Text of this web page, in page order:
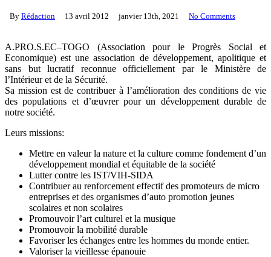
By Rédaction 13 avril 2012 janvier 13th, 2021 No Comments
A.PRO.S.EC–TOGO (Association pour le Progrès Social et
Economique) est une association de développement, apolitique et
sans but lucratif reconnue officiellement par le Ministère de
l’Intérieur et de la Sécurité.
Sa mission est de contribuer à l’amélioration des conditions de vie
des populations et d’œuvrer pour un développement durable de
notre société.
Leurs missions:
Mettre en valeur la nature et la culture comme fondement d’un
développement mondial et équitable de la société
Lutter contre les IST/VIH-SIDA
Contribuer au renforcement effectif des promoteurs de micro
entreprises et des organismes d’auto promotion jeunes
scolaires et non scolaires
Promouvoir l’art culturel et la musique
Promouvoir la mobilité durable
Favoriser les échanges entre les hommes du monde entier.
Valoriser la vieillesse épanouie